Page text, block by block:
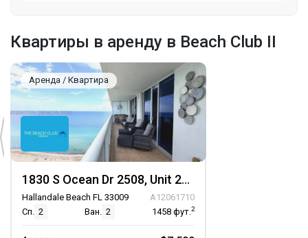
Квартиры в аренду в Beach Club II
Аренда / Квартира
1830 S Ocean Dr 2508, Unit 2508
Hallandale Beach FL 33009
A12061710
Сп. 2 Ван. 2 1458 фут.2